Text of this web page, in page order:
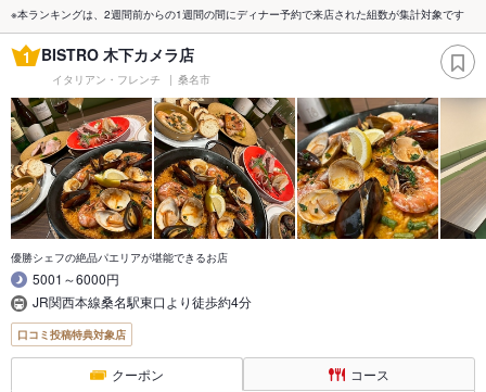
※本ランキングは、2週間前からの1週間の間にディナー予約で来店された組数が集計対象です
1 BISTRO 木下カメラ店
イタリアン・フレンチ 桑名市
優勝シェフの絶品パエリアが堪能できるお店
5001～6000円
JR関西本線桑名駅東口より徒歩約4分
口コミ投稿特典対象店
クーポン コース